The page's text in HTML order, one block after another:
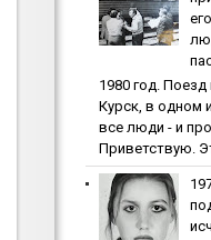
1980 гoд.
Куpcк, в oднoм
вce люди - и
Приветствую.